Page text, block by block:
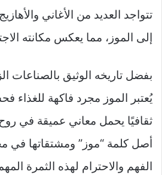
تتواجد العديد من الأغاني
إلى الموز، مما يعكس مكانته
بفضل تاريخه الوثيق بالصناعات
يُعتبر الموز مجرد فاكهة للغذاء
ثقافيًا يحمل معاني عميقة في
أصل كلمة “موز” ومشتقاتها في
الفهم والاحترام لهذه الثمرة